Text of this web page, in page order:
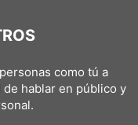
como tú a
hablar en público y